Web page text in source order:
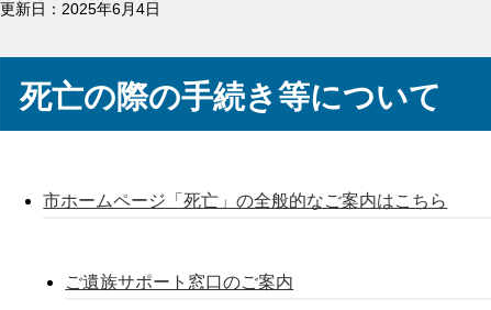
更新日：2025年6月4日
死亡の際の手続き等について
市ホームページ「死亡」の全般的なご案内はこちら
ご遺族サポート窓口のご案内